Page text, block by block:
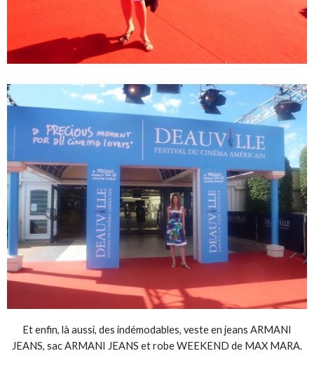
Et enfin, là aussi, des indémodables, veste en jeans ARMANI
JEANS, sac ARMANI JEANS et robe WEEKEND de MAX MARA.